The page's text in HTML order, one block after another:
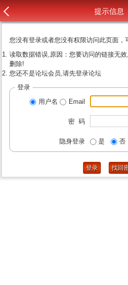
提示信息
您没有登录或者您没有权限访问此页面，
读取数据错误,原因：您要访问的链接无
删除!
您还不是论坛会员,请先登录论坛
登录
用户名
Email
密 码
隐身登录 是 否